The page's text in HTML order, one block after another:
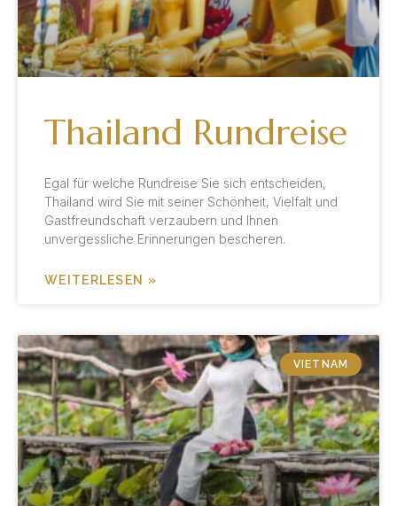
Thailand Rundreise
Egal für welche Rundreise Sie sich entscheiden,
Thailand wird Sie mit seiner Schönheit, Vielfalt und
Gastfreundschaft verzaubern und Ihnen
unvergessliche Erinnerungen bescheren.
WEITERLESEN »
VIETNAM